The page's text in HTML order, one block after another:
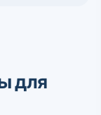
для